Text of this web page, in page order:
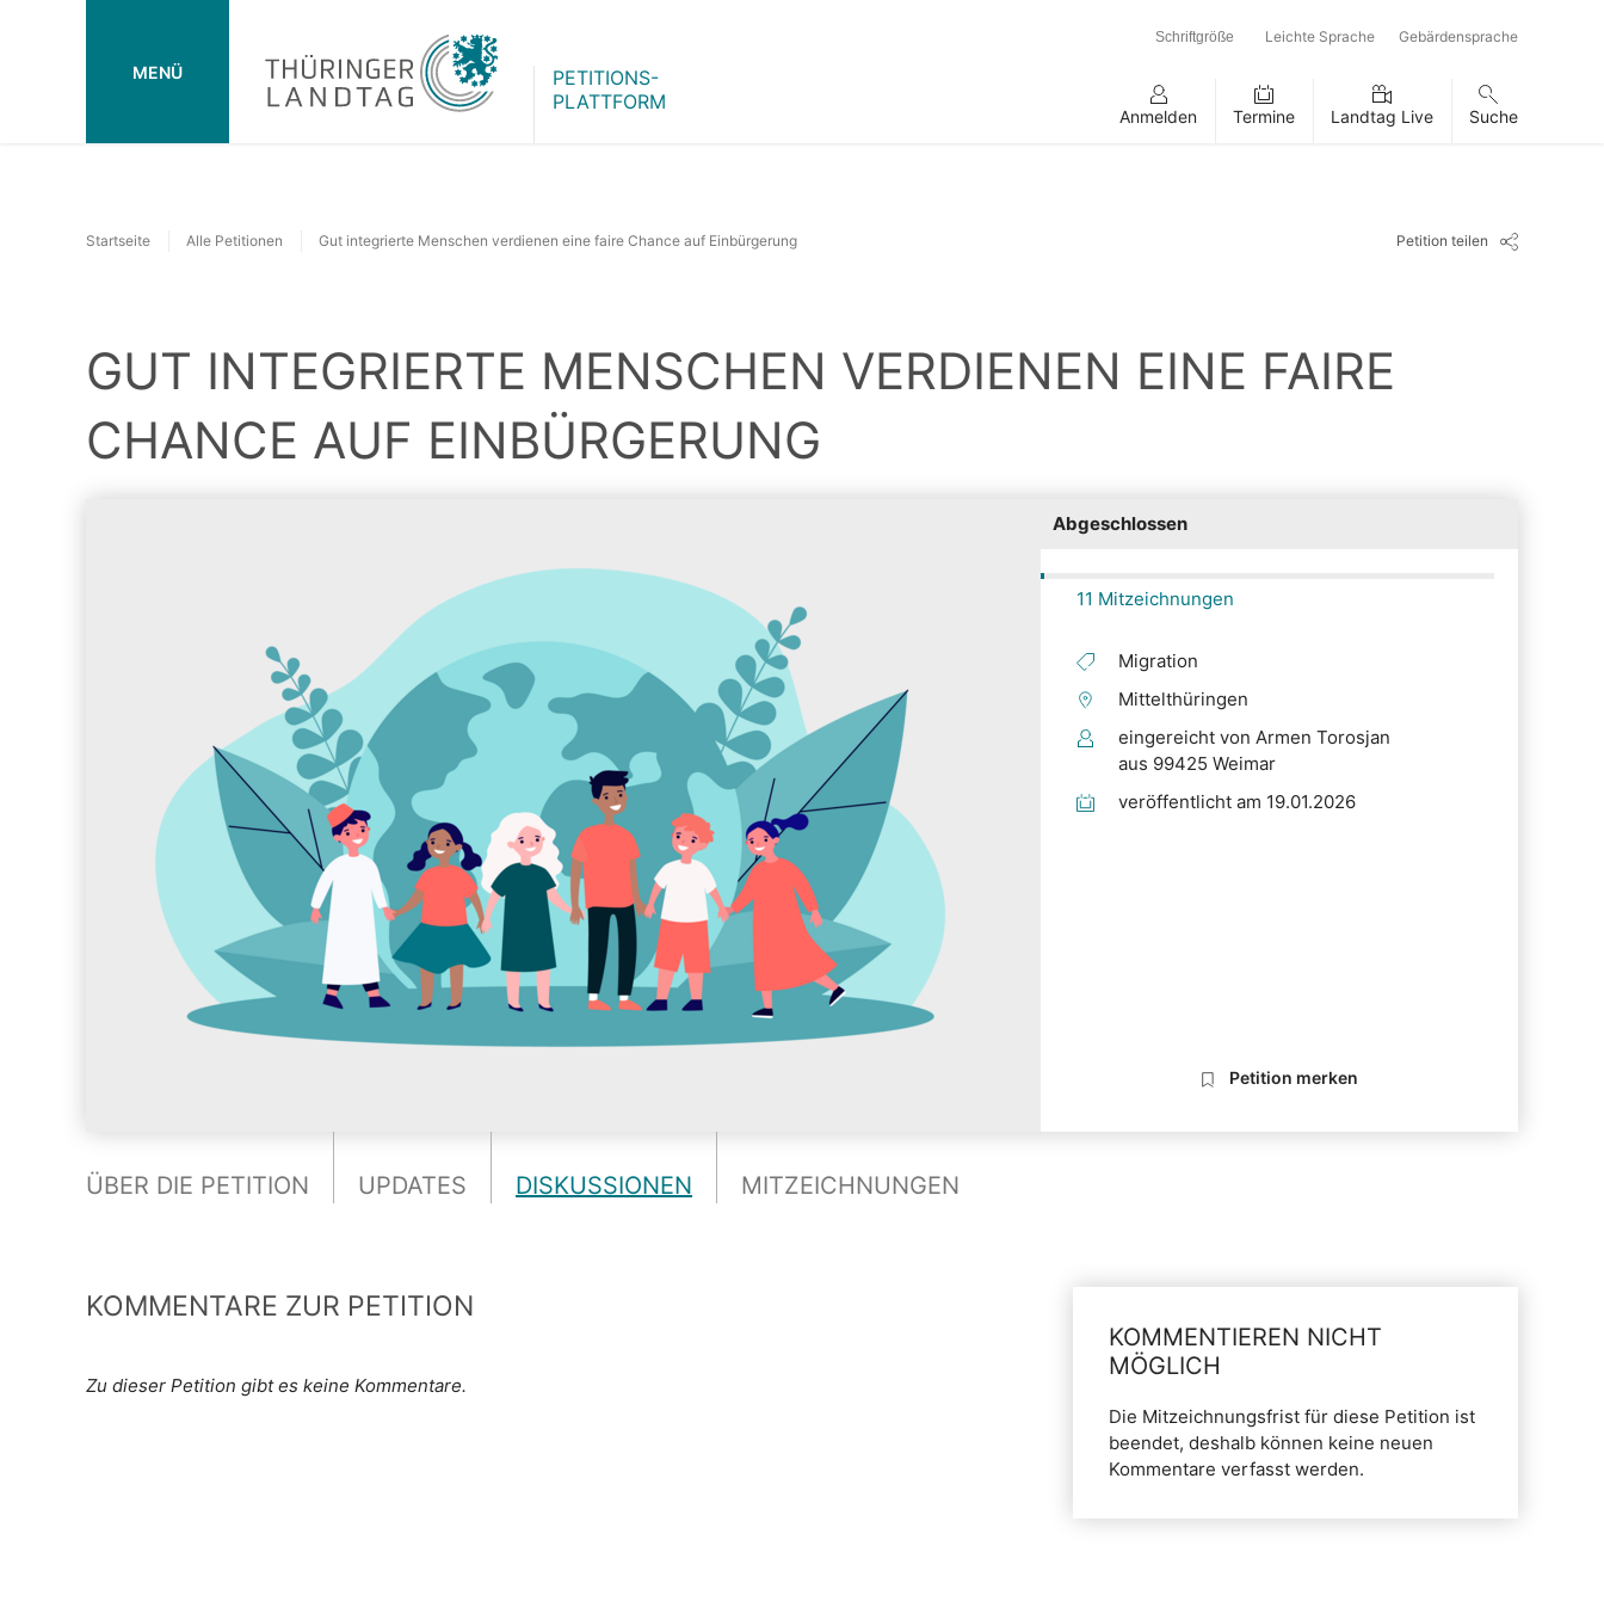
MENÜ
PETITIONS-
PLATTFORM
Schriftgröße Leichte Sprache Gebärdensprache
Anmelden Termine Landtag Live Suche
Startseite Alle Petitionen Gut integrierte Menschen verdienen eine faire Chance auf Einbürgerung Petition teilen
GUT INTEGRIERTE MENSCHEN VERDIENEN EINE FAIRE
CHANCE AUF EINBÜRGERUNG
Abgeschlossen
11 Mitzeichnungen
Migration
Mittelthüringen
eingereicht von Armen Torosjan
aus 99425 Weimar
veröffentlicht am 19.01.2026
Petition merken
ÜBER DIE PETITION UPDATES DISKUSSIONEN MITZEICHNUNGEN
KOMMENTIEREN NICHT
MÖGLICH
Die Mitzeichnungsfrist für diese Petition ist
beendet, deshalb können keine neuen
Kommentare verfasst werden.
KOMMENTARE ZUR PETITION
Zu dieser Petition gibt es keine Kommentare.